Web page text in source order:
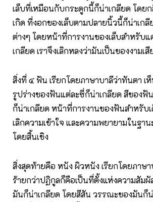
เล็บที่เหมือนกับกระดูกนี้ก็น่าเกลียด โดย
เกิด ที่งอกของเล็บตามปลายนิ้วนี้ก็น่าเก
ต่างๆ โดยหน้าที่การงานของเล็บสำหรับ
เกลียด เราจึงเลิกหลงว่ามันเป็นของงามเสี
สิ่งที่ ๔ ฟัน เรียกโดยภาษาบาลีว่าทันตา เ
รูปร่างของฟันแต่ละซี่ก็น่าเกลียด สีของ
ก็น่าเกลียด หน้าที่การงานของฟันสำหรับ
เลิกความเข้าใจ และความพยายามในฐ
โดยสิ้นเชิง
สิ่งสุดท้ายคือ หนัง ผิวหนัง เรียกโดยภาษ
ร้ายกว่าปฏิกูลก็คือเป็นที่ตั้งแห่งความสัม
มันก็น่าเกลียด โดยสีสัน วรรณะของมันก็